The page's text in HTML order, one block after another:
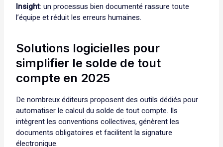
Insight: un processus bien documenté rassure toute
l’équipe et réduit les erreurs humaines.
Solutions logicielles pour
simplifier le solde de tout
compte en 2025
De nombreux éditeurs proposent des outils dédiés pour
automatiser le calcul du solde de tout compte. Ils
intègrent les conventions collectives, génèrent les
documents obligatoires et facilitent la signature
électronique.